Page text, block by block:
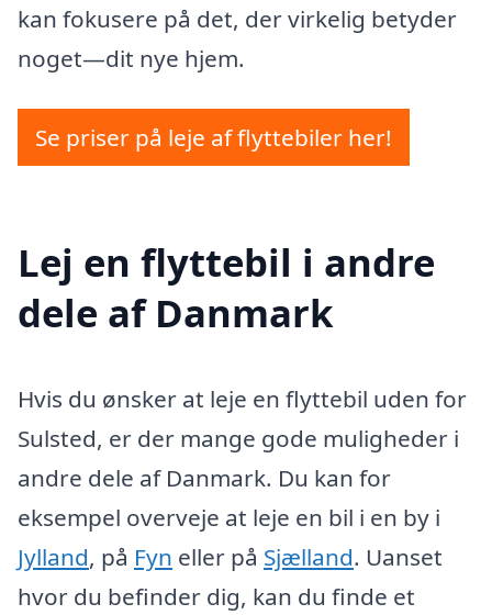
kan fokusere på det, der virkelig betyder
noget—dit nye hjem.
Se priser på leje af flyttebiler her!
Lej en flyttebil i andre
dele af Danmark
Hvis du ønsker at leje en flyttebil uden for
Sulsted, er der mange gode muligheder i
andre dele af Danmark. Du kan for
eksempel overveje at leje en bil i en by i
Jylland, på Fyn eller på Sjælland. Uanset
hvor du befinder dig, kan du finde et